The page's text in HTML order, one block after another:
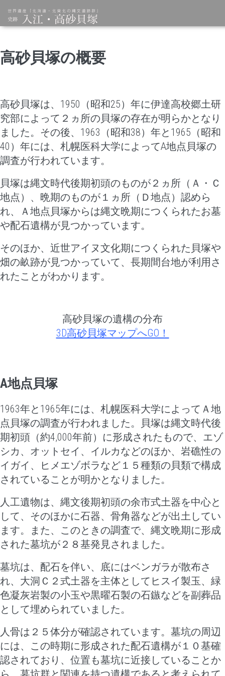
高砂貝塚の概要
高砂貝塚は、1950（昭和25）年に伊達高校郷土研
究部によって２ヵ所の貝塚の存在が明らかとなり
ました。その後、1963（昭和38）年と1965（昭和
40）年には、札幌医科大学によってA地点貝塚の
調査が行われています。
貝塚は縄文時代後期初頭のものが２ヵ所（Ａ・Ｃ
地点）、晩期のものが１ヵ所（Ｄ地点）認めら
れ、Ａ地点貝塚からは縄文晩期につくられたお墓
や配石遺構が見つかっています。
そのほか、近世アイヌ文化期につくられた貝塚や
畑の畝跡が見つかっていて、長期間台地が利用さ
れたことがわかります。
高砂貝塚の遺構の分布
3D高砂貝塚マップへGO！
A地点貝塚
1963年と1965年には、札幌医科大学によってＡ地
点貝塚の調査が行われました。
貝塚は縄文時代後
期初頭（約4,000年前）に形成されたもので、エゾ
シカ、オットセイ、イルカなどのほか、岩礁性の
イガイ、ヒメエゾボラなど１５種類の貝類で構成
されていることが明かとなりました。
人工遺物は、縄文後期初頭の余市式土器を中心と
して、そのほかに石器、骨角器などが出土してい
ます。また、このときの調査で、縄文晩期に形成
された墓坑が２８基発見されました。
墓坑は、配石を伴い、底にはベンガラが散布さ
れ、大洞Ｃ２式土器を主体としてヒスイ製玉、緑
色凝灰岩製の小玉や黒曜石製の石鏃などを副葬品
として埋められていました。
人骨は２５体分が確認されています。墓坑の周辺
には、この時期に形成された配石遺構が１０基確
認されており、位置も墓坑に近接していることか